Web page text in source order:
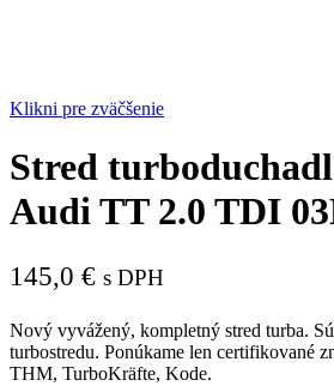
Klikni pre zväčšenie
Stred
Audi TT 2.0 TDI
145,0 € s DPH
Nový vyvážený, kompletný stred turba.
turbostredu. Ponúkame len certifikované
THM, TurboKräfte, Kode.